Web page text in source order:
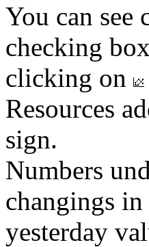
You can see
checking
clicking on
Resources
sign.
Numbers
changings
yesterday